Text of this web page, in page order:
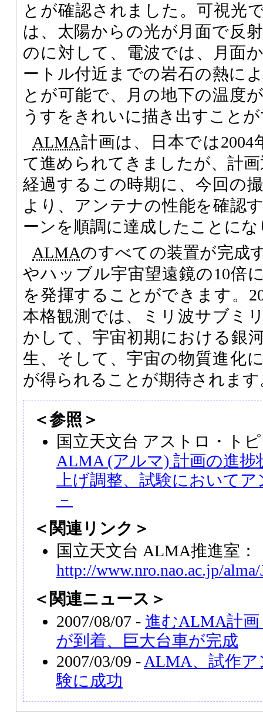
とが確認されました。可視光
は、太陽からの光が月面で反
のに対して、電波では、月面
ートル付近までの岩石の熱に
とが可能で、月の地下の温度
うすをきれいに描き出すこと
ALMA計画は、日本では
て進められてきましたが、計
経過するこの時期に、今回の
より、アンテナの性能を確認
ーンを順調に達成したことに
ALMAのすべての装置が完成
やハッブル宇宙望遠鏡の10倍
を発揮することができます。
本格観測では、ミリ波サブミ
かして、宇宙初期における銀
生、そして、宇宙の物質進化
が得られることが期待されます
＜参照＞
国立天文台 アストロ・ト
ALMA (アルマ) 計画の進捗
上げ調整、試験において
－
＜関連リンク＞
国立天文台 ALMA推進室：
http://www.nro.nao.ac.jp/
＜関連ニュース＞
2007/08/07 - 進むALMA計
が到着、巨大台車が完成
2007/03/09 -ALMA、試作
験に成功